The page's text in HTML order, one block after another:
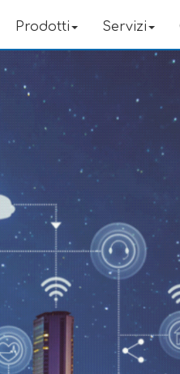
Prodotti Servizi